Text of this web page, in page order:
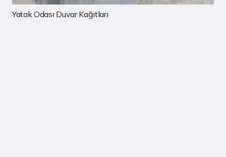
Çocuk Odası Duvar Kağıtları